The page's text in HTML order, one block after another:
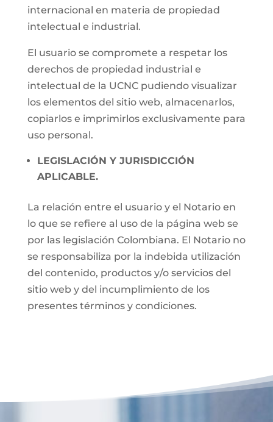
internacional en materia de propiedad
intelectual e industrial.
El usuario se compromete a respetar los
derechos de propiedad industrial e
intelectual de la UCNC pudiendo visualizar
los elementos del sitio web, almacenarlos,
copiarlos e imprimirlos exclusivamente para
uso personal.
LEGISLACIÓN Y JURISDICCIÓN
APLICABLE.
La relación entre el usuario y el Notario en
lo que se refiere al uso de la página web se
por las legislación Colombiana. El Notario no
se responsabiliza por la indebida utilización
del contenido, productos y/o servicios del
sitio web y del incumplimiento de los
presentes términos y condiciones.